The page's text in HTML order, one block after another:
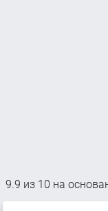
9.9 из 10 на